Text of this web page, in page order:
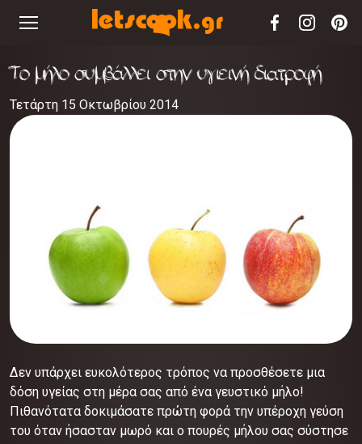
Το μήλο συμβάλλει στην υγιεινή διατροφή
Τετάρτη 15 Οκτωβρίου 2014
Δεν υπάρχει ευκολότερος τρόπος να προσθέσετε μια
δόση υγείας στη μέρα σας από ένα γευστικό μήλο!
Πιθανότατα δοκιμάσατε πρώτη φορά την υπέροχη γεύση
του όταν ήσασταν μωρό και ο πουρές μήλου σας σύστησε